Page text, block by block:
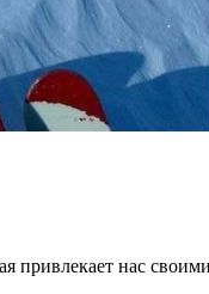
привлекает нас